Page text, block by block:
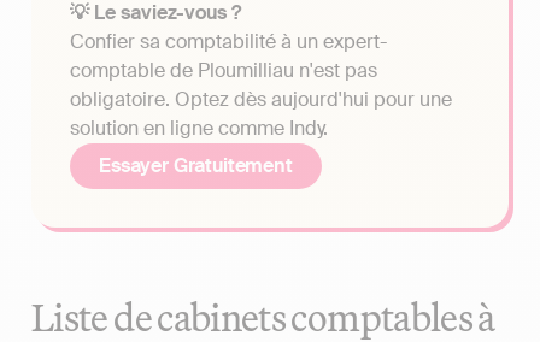
💡 Le saviez-vous ?
Confier sa comptabilité à un expert-
comptable de Ploumilliau n'est pas
obligatoire. Optez dès aujourd'hui pour une
solution en ligne comme Indy.
Essayer Gratuitement
Liste de cabinets comptables à